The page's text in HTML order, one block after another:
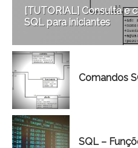
[TUTORIAL] Consulta e
SQL para iniciantes
Comandos
SQL –